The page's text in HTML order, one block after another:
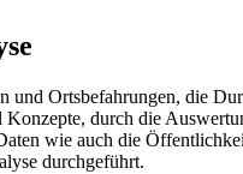
und Ortsbefahrungen, die
Konzepte, durch die
wie auch die
durchgeführt.